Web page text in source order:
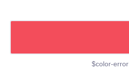
$color-error